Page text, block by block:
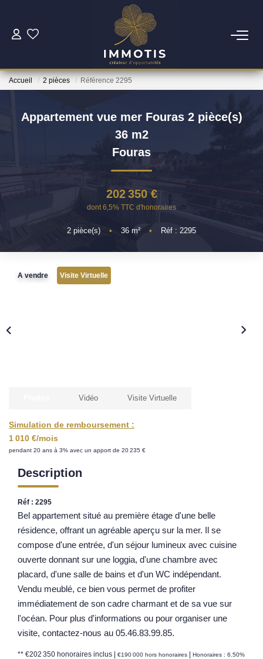
ESTIMER
ACHETER
Nos Services
Nos Opportunités D'investissement
Vos Objectifs
Nos Biens
LA GESTION LOCATIVE
Notre Équipe
Parrainage
Avis Clients
Accueil 2 pièces Référence 2295
Appartement vue mer Fouras 2 pièce(s)
36 m2
Fouras
202 350 €
dont 6,5% TTC d'honoraires
2 pièce(s) • 36 m² • Réf : 2295
A vendre Visite Virtuelle
Simulation de remboursement :
1 010 €/mois
pendant 20 ans à 3% avec un apport de 20 235 €
Vidéo Visite Virtuelle
Description
Réf : 2295
Bel appartement situé au première étage d'une belle
résidence, offrant un agréable aperçu sur la mer. Il se
compose d'une entrée, d'un séjour lumineux avec cuisine
ouverte donnant sur une loggia, d'une chambre avec
placard, d'une salle de bains et d'un WC indépendant.
Vendu meublé, ce bien vous permet de profiter
immédiatement de son cadre charmant et de sa vue sur
l'océan. Pour plus d'informations ou pour organiser une
visite, contactez-nous au 05.46.83.99.85.
** €202 350 honoraires inclus | €190 000 hors honoraires | Honoraires : 6.50%